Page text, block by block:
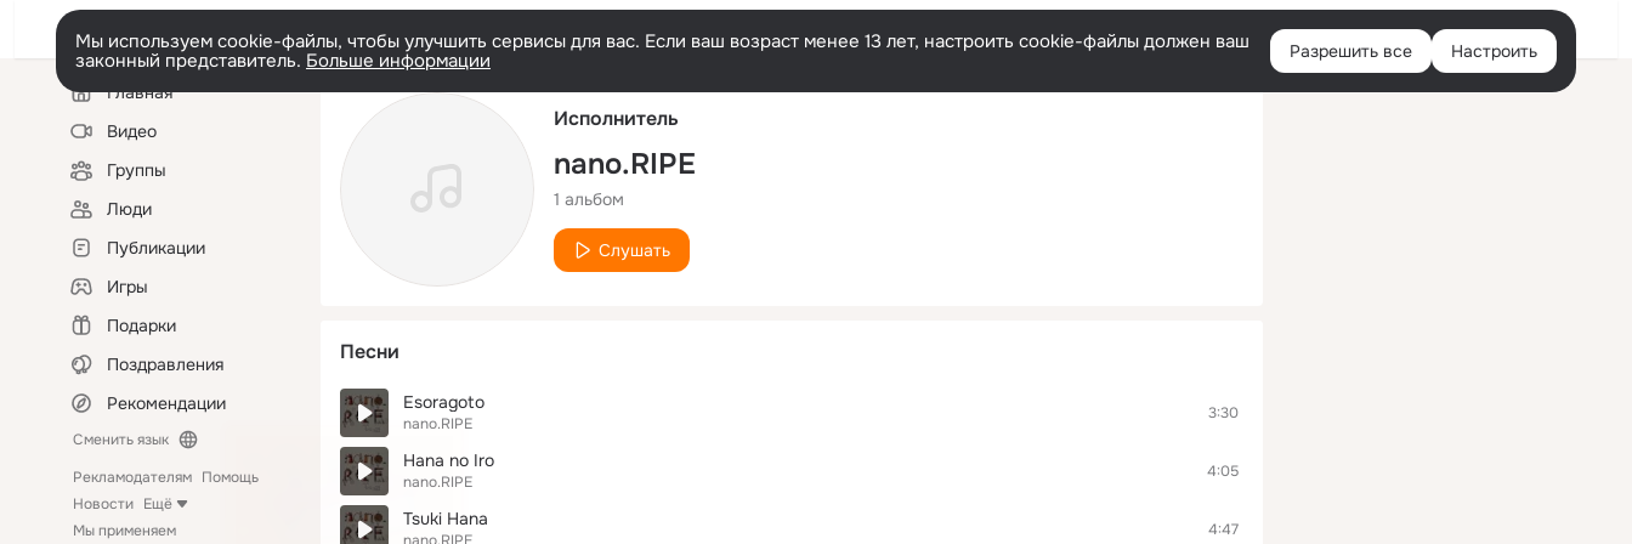
Русский Войти
Мы используем cookie-файлы, чтобы улучшить сервисы для вас. Если ваш возраст менее 13 лет, настроить cookie-файлы должен ваш
законный представитель. Больше информации Разрешить все Настроить
Левая
колонкаГлавная
Видео
Группы
Люди
Публикации
Игры
Подарки
Поздравления
Рекомендации
Сменить язык
Рекламодателям Помощь
Новости Ещё
Мы применяем
Исполнитель
nano.RIPE
1 альбом
Слушать
Песни
Esoragoto
nano.RIPE
3:30
Hana no Iro
nano.RIPE
4:05
Tsuki Hana 4:47